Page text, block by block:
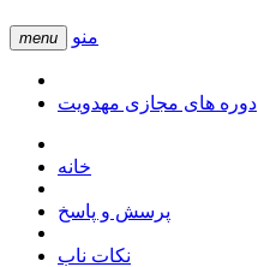
menu منو
دوره های مجازی مهدویت
خانه
پرسش و پاسخ
نکات ناب